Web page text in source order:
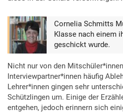
Cornelia Schmitts
Klasse nach einem
geschickt wurde.
Nicht nur von den
Interviewpartner*innen häufig
Lehrer*innen gingen sehr
Schützlingen um. Einige der
entgehen, jedoch erinnern sich